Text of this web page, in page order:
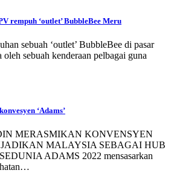
rempuh ‘outlet’ BubbleBee Meru
sebuah ‘outlet’ BubbleBee di pasar
sebuah kenderaan pelbagai guna
‘Adams’
MERASMIKAN KONVENSYEN
MALAYSIA SEBAGAI HUB
ADAMS 2022 mensasarkan